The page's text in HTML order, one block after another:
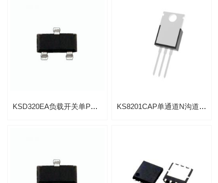
KSD320EA负载开关单P沟道先进功率MOSFET KS8201CAP单通道N沟道80V/120A高级功率MOS